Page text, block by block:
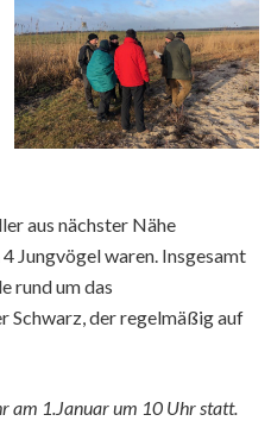
aus nächster Nähe
Jungvögel waren. Insgesamt
rund um das
Schwarz, der regelmäßig auf
am 1.Januar um 10 Uhr statt.